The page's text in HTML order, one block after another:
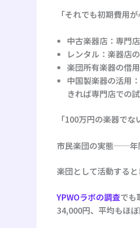
「それでも初期費用
中古楽器店 ：専門
レンタル ：楽器店
楽団所有楽器の借用
中国製楽器の活用
きれば専門店での
「100万円の楽器で
市民楽団の実態──年
楽団として活動する
YPWOラボの調査でも
34,000円、平均もほ